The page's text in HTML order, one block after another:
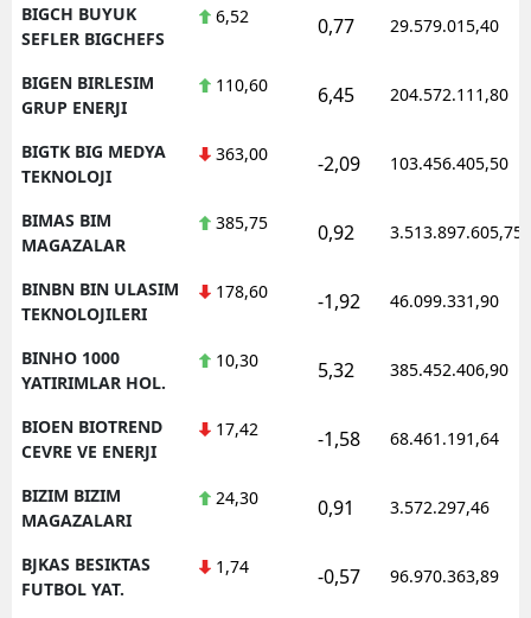
BIGCH BUYUK
SEFLER BIGCHEFS
6,52 0,77 29.579.015,40
BIGEN BIRLESIM
GRUP ENERJI
110,60 6,45 204.572.111,80
BIGTK BIG MEDYA
TEKNOLOJI
363,00 -2,09 103.456.405,50
BIMAS BIM
MAGAZALAR
385,75 0,92 3.513.897.605,75
BINBN BIN ULASIM
TEKNOLOJILERI
178,60 -1,92 46.099.331,90
BINHO 1000
YATIRIMLAR HOL.
10,30 5,32 385.452.406,90
BIOEN BIOTREND
CEVRE VE ENERJI
17,42 -1,58 68.461.191,64
BIZIM BIZIM
MAGAZALARI
24,30 0,91 3.572.297,46
BJKAS BESIKTAS
FUTBOL YAT.
1,74 -0,57 96.970.363,89